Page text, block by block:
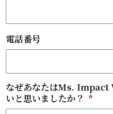
電話番号
なぜあなたはMs. Impact
いと思いましたか？ *